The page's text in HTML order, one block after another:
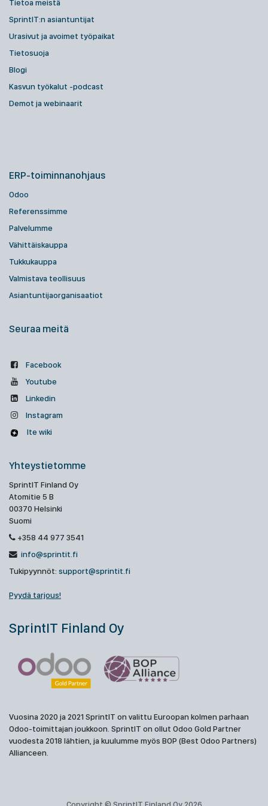
Tietoa meistä
SprintIT:n asiantuntijat
Urasivut ja avoimet työpaikat
Tietosuoja
Blogi
Kasvun työkalut -podcast
Demot ja webinaarit
ERP-toiminnanohjaus
Odoo
Referenssimme
Palvelumme
Vähittäiskauppa
Tukkukauppa
Valmistava teollisuus
Asiantuntijaorganisaatiot
Seuraa meitä
Facebook
Youtube
Linkedin
Instagram
Ite wiki
Yhteystietomme
SprintIT Finland Oy
Atomitie 5 B
00370 Helsinki
Suomi
+358 44 977 3541
info@sprintit.fi
Tukipyynnöt: support@sprintit.fi
Pyydä tarjous!
SprintIT Finland Oy
Vuosina 2020 ja 2021 SprintIT on valittu Euroopan kolmen parhaan
Odoo-toimittajan joukkoon. SprintIT on ollut Odoo Gold Partner
vuodesta 2018 lähtien, ja kuulumme myös BOP (Best Odoo Partners)
Allianceen.
Copyright © SprintIT Finland Oy 2026